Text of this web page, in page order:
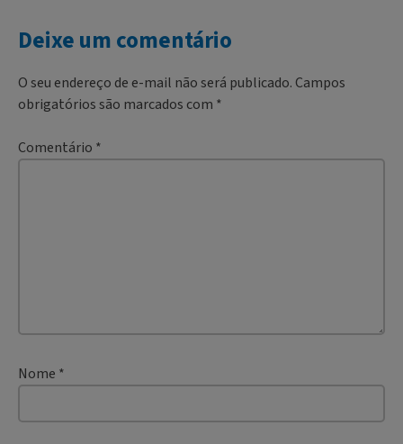
Deixe um comentário
O seu endereço de e-mail não será publicado.Campos
obrigatórios são marcados com *
Comentário *
Nome *